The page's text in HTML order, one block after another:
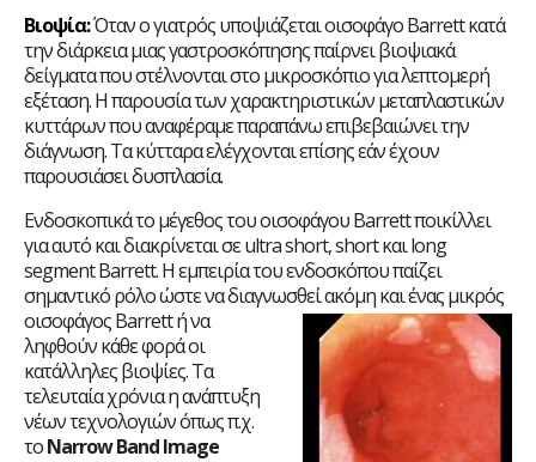
Bιοψία:Όταν ο γιατρός υποψιάζεται οισοφάγο Barrett κατά
την διάρκεια μιας γαστροσκόπησης παίρνει βιοψιακά
δείγματα που στέλνονται στο μικροσκόπιο για λεπτομερή
εξέταση. Η παρουσία των χαρακτηριστικών μεταπλαστικών
κυττάρων που αναφέραμε παραπάνω επιβεβαιώνει την
διάγνωση. Τα κύτταρα ελέγχονται επίσης εάν έχουν
παρουσιάσει δυσπλασία.
Ενδοσκοπικά το μέγεθος του οισοφάγου Barrett ποικίλλει
για αυτό και διακρίνεται σε ultra short, short και long
segment Barrett. Η εμπειρία του ενδοσκόπου παίζει
σημαντικό ρόλο ώστε να διαγνωσθεί ακόμη και ένας μικρός
οισοφάγοςBarrett ή να
ληφθούν κάθε φορά οι
κατάλληλες βιοψίες. Tα
τελευταία χρόνια η ανάπτυξη
νέων τεχνολογιών όπως π.χ.
τοNarrowBandImage